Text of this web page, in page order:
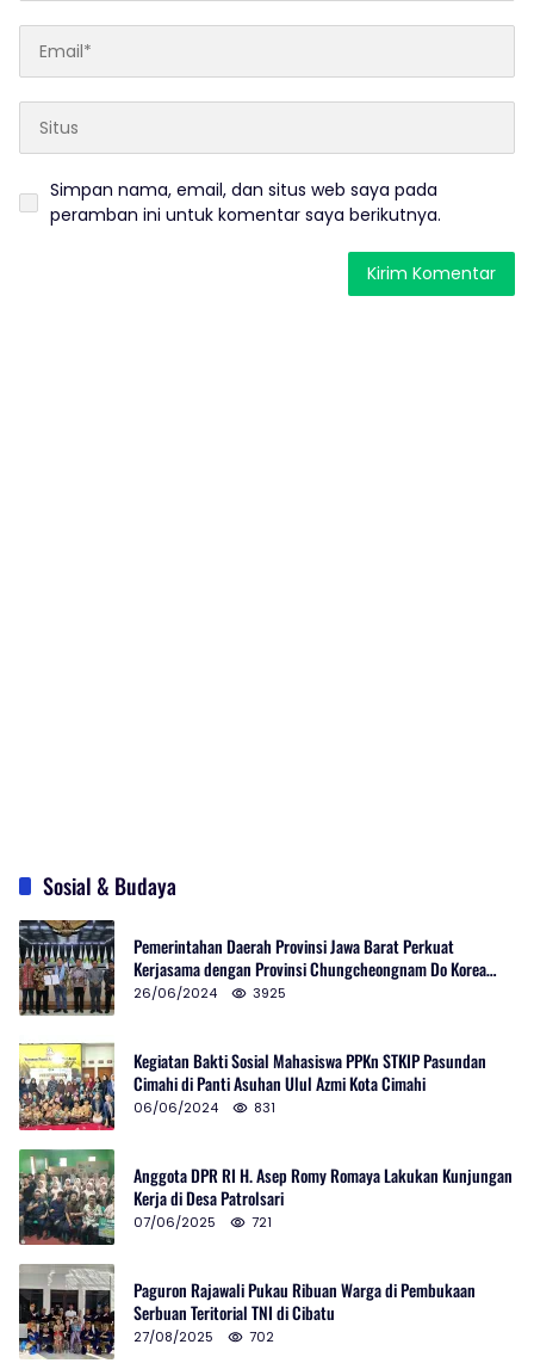
Simpan nama, email, dan situs web saya pada
peramban ini untuk komentar saya berikutnya.
Sosial & Budaya
Pemerintahan Daerah Provinsi Jawa Barat Perkuat
Kerjasama dengan Provinsi Chungcheongnam Do Korea
Selatan
26/06/2024 3925
Kegiatan Bakti Sosial Mahasiswa PPKn STKIP Pasundan
Cimahi di Panti Asuhan Ulul Azmi Kota Cimahi
06/06/2024 831
Anggota DPR RI H. Asep Romy Romaya Lakukan Kunjungan
Kerja di Desa Patrolsari
07/06/2025 721
Paguron Rajawali Pukau Ribuan Warga di Pembukaan
Serbuan Teritorial TNI di Cibatu
27/08/2025 702